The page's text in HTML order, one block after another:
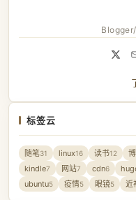
标签云
随笔31 linux16 读书12
kindle7 网站7 cdn6
ubuntu5 疫情5 眼镜5 近